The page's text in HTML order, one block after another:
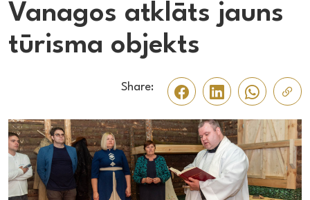
Vanagos atklāts jauns
tūrisma objekts
Share: